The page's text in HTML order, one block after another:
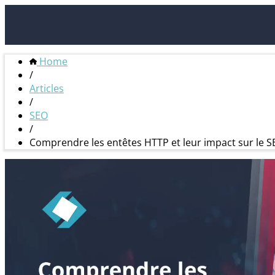
Home
/
Articles
/
SEO
/
Comprendre les entêtes HTTP et leur impact sur le